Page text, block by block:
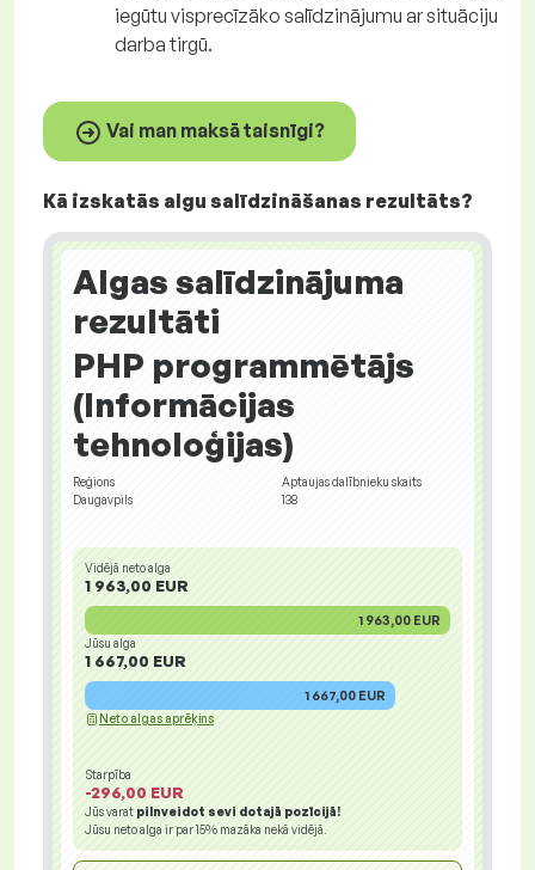
iegūtu visprecīzāko salīdzinājumu ar situāciju
darba tirgū.
Vai man maksā taisnīgi?
Kā izskatās algu salīdzināšanas rezultāts?
Algas salīdzinājuma
rezultāti
PHP programmētājs
(Informācijas
tehnoloģijas)
Reģions
Daugavpils
Aptaujas dalībnieku skaits
138
Vidējā neto alga
1 963,00 EUR
1 963,00 EUR
Jūsu alga
1 667,00 EUR
1 667,00 EUR
Neto algas aprēķins
Starpība
-296,00 EUR
Jūs varat pilnveidot sevi dotajā pozīcijā!
Jūsu neto alga ir par15% mazāka nekā vidējā.